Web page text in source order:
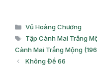
Danh
mục
Vũ Hoàng Chương
Thẻ
Tập Cành Mai Trắng
Cành Mai Trắng Mộng
Không Đề 66